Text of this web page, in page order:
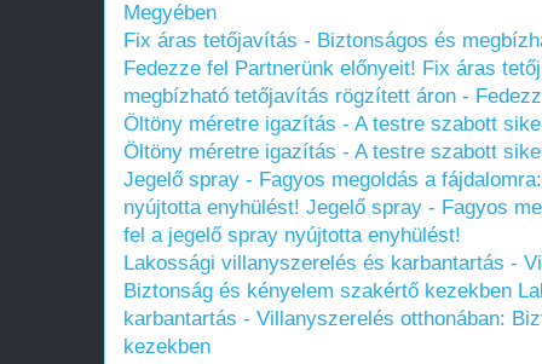
Megyében
Fix áras tetőjavítás - Biztonságos és
Fedezze fel Partnerünk előnyeit! Fix áras
megbízható tetőjavítás rögzített áron -
Öltöny méretre igazítás - A testre szabott
Öltöny méretre igazítás - A testre szabott
Jegelő spray - Fagyos megoldás a
nyújtotta enyhülést! Jegelő spray - Fagyos
fel a jegelő spray nyújtotta enyhülést!
Lakossági villanyszerelés és karbantartás -
Biztonság és kényelem szakértő kezekben
karbantartás - Villanyszerelés otthonában:
kezekben